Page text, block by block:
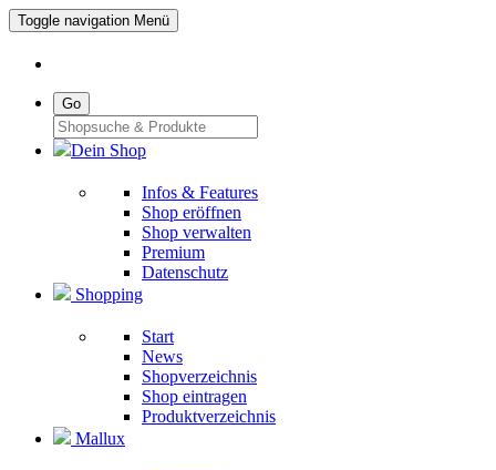
Toggle navigation Menü
Go
Dein Shop
Infos & Features
Shop eröffnen
Shop verwalten
Premium
Datenschutz
Shopping
Start
News
Shopverzeichnis
Shop eintragen
Produktverzeichnis
Mallux